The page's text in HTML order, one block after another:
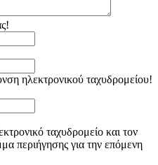
ηλεκτρονικού ταχυδρομείου!
ταχυδρομείο και τον
περιήγησης για την επόμενη